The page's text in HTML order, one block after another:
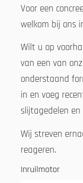
Voor een
welkom bij ons
Wilt u op
van een van
onderstaand
in en voeg
slijtagedelen
Wij streven
reageren.
Inruilmotor